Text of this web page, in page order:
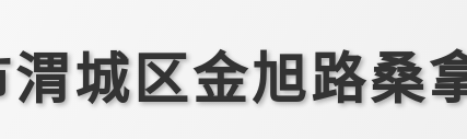
渭城区金旭路桑